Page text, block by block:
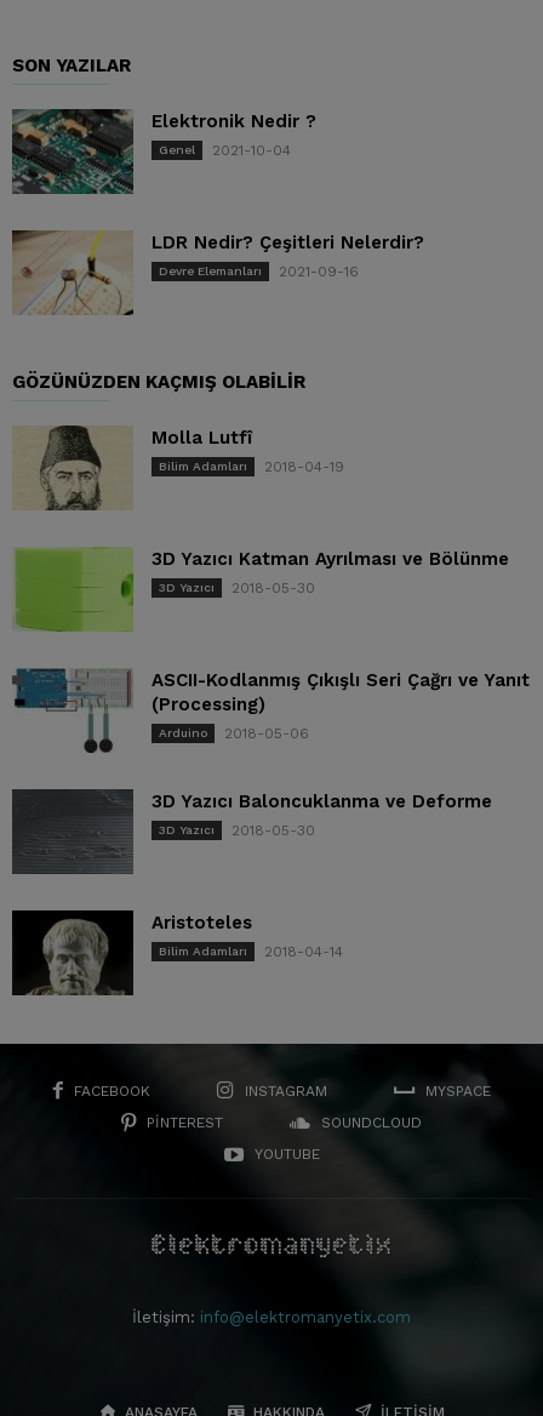
SON YAZILAR
Elektronik Nedir ?
Genel 2021-10-04
LDR Nedir? Çeşitleri Nelerdir?
Devre Elemanları 2021-09-16
GÖZÜNÜZDEN KAÇMIŞ OLABILIR
Molla Lutfî
Bilim Adamları 2018-04-19
3D Yazıcı Katman Ayrılması ve Bölünme
3D Yazıcı 2018-05-30
ASCII-Kodlanmış Çıkışlı Seri Çağrı ve Yanıt
(Processing)
Arduino 2018-05-06
3D Yazıcı Baloncuklanma ve Deforme
3D Yazıcı 2018-05-30
Aristoteles
Bilim Adamları 2018-04-14
FACEBOOK INSTAGRAM
MYSPACE
PINTEREST
SOUNDCLOUD
YOUTUBE
İletişim: info@elektromanyetix.com
ANASAYFA HAKKINDA İLETIŞIM